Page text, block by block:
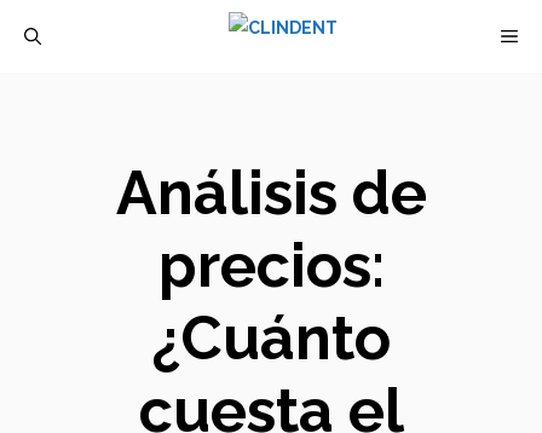
Análisis de
precios:
¿Cuánto
cuesta el